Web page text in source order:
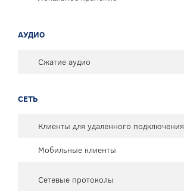
АУДИО
Сжатие аудио
СЕТЬ
Клиенты для удаленного подключения
Мобильные клиенты
Сетевые протоколы